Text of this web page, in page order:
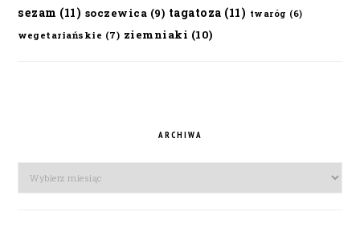
sezam (11) soczewica (9) tagatoza (11) twaróg (6)
wegetariańskie (7) ziemniaki (10)
ARCHIWA
Archiwa